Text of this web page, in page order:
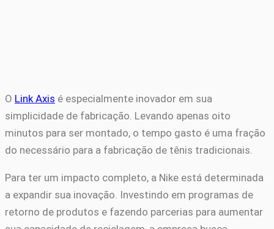
O Link Axis é especialmente inovador em sua
simplicidade de fabricação. Levando apenas oito
minutos para ser montado, o tempo gasto é uma fração
do necessário para a fabricação de tênis tradicionais.
Para ter um impacto completo, a Nike está determinada
a expandir sua inovação. Investindo em programas de
retorno de produtos e fazendo parcerias para aumentar